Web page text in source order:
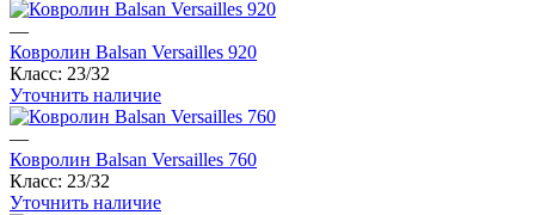
ковролин бордовый
ковролин бежевый
ковролин коричневый
негорючий ковролин
ковролин ideal
—
Ковролин Balsan Versailles 920
Класс: 23/32
Уточнить наличие
—
Ковролин Balsan Versailles 760
Класс: 23/32
Уточнить наличие